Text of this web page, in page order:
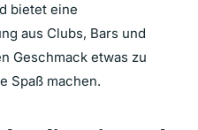
bietet eine
aus Clubs, Bars und
Geschmack etwas zu
Spaß machen.